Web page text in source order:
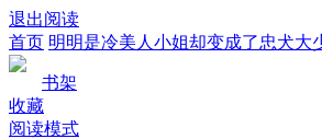
退出阅读
首页 明明是冷美人小姐却变成了忠犬大
书架
收藏
阅读模式